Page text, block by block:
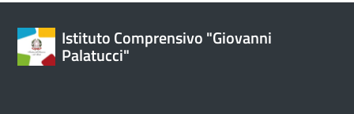
Istituto Comprensivo "Giovanni
Palatucci"